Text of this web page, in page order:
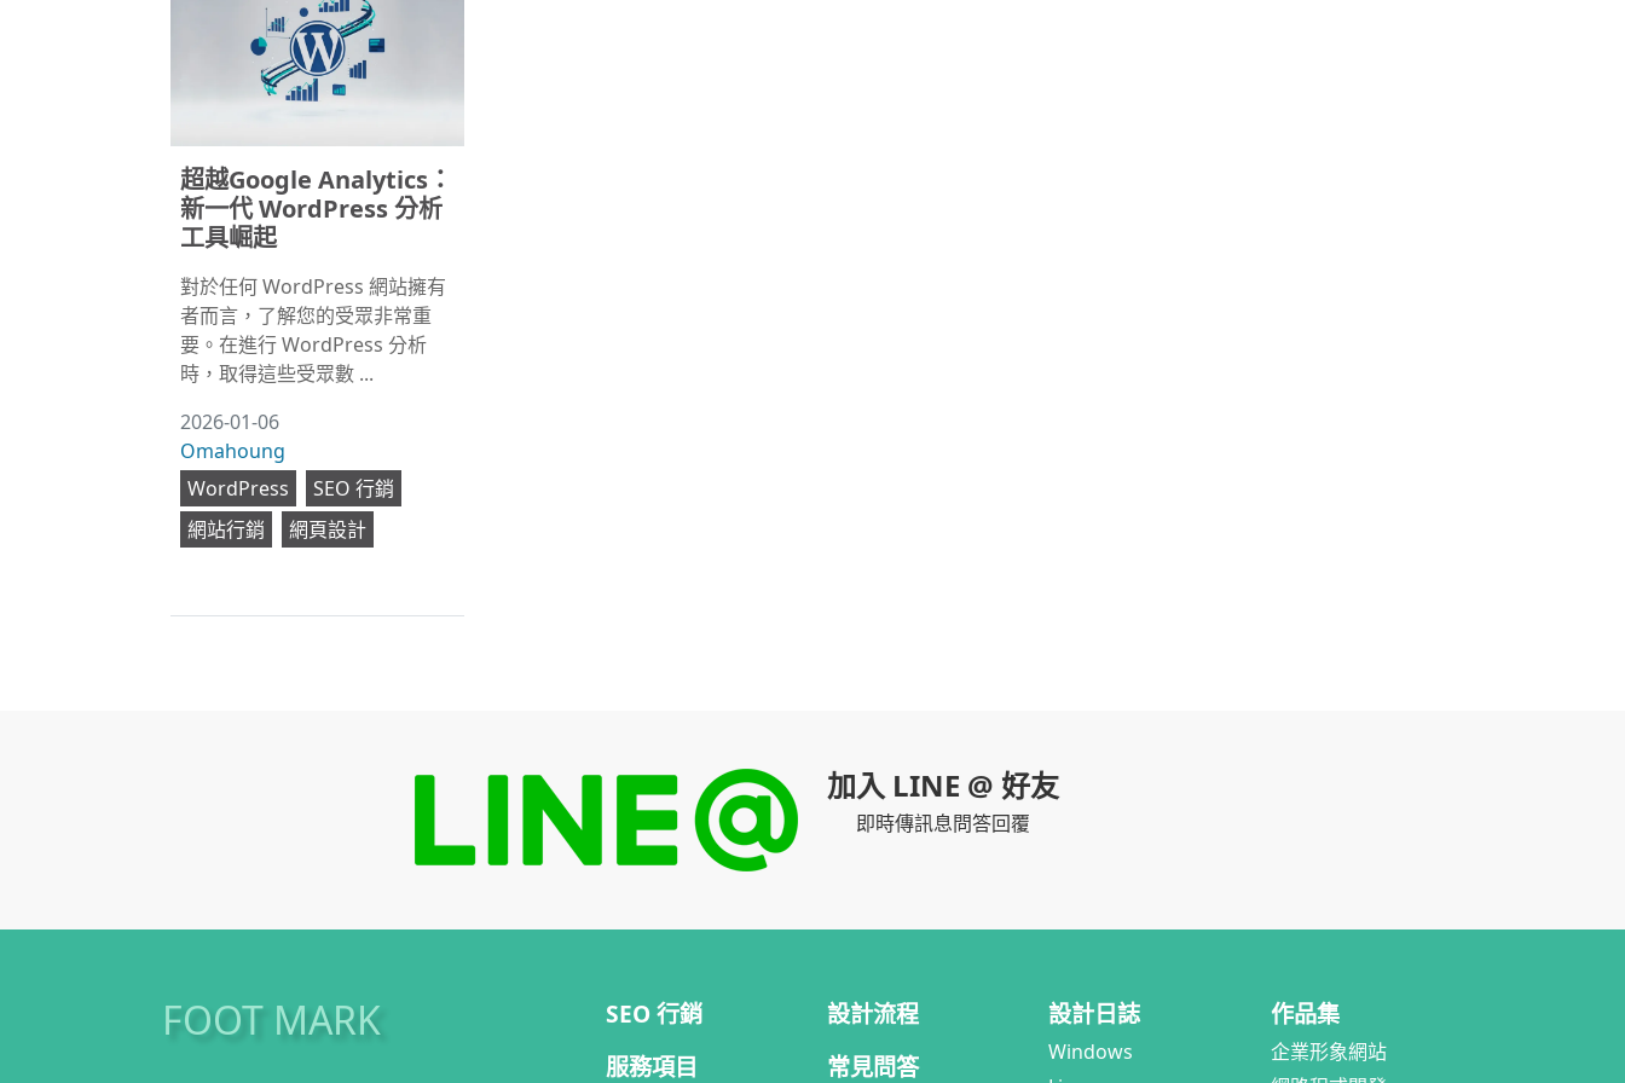
超越Google Analytics：
新一代 WordPress 分析
工具崛起
對於任何 WordPress 網站擁有
者而言，了解您的受眾非常重
要。在進行 WordPress 分析
時，取得這些受眾數 ...
2026-01-06
Omahoung
WordPress
SEO 行銷
網站行銷
網頁設計
加入 LINE @ 好友
即時傳訊息問答回覆
FOOT MARK
SEO 行銷
服務項目
設計流程
常見問答
設計日誌
Windows
作品集
企業形象網站